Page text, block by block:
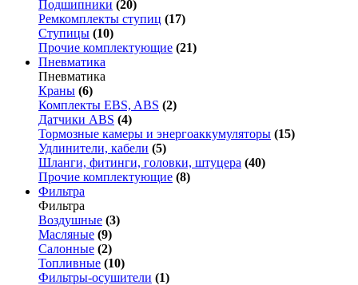
Подшипники (20)
Ремкомплекты ступиц (17)
Ступицы (10)
Прочие комплектующие (21)
Пневматика
Пневматика
Краны (6)
Комплекты EBS, ABS (2)
Датчики ABS (4)
Тормозные камеры и энергоаккумуляторы (15)
Удлинители, кабели (5)
Шланги, фитинги, головки, штуцера (40)
Прочие комплектующие (8)
Фильтра
Фильтра
Воздушные (3)
Масляные (9)
Салонные (2)
Топливные (10)
Фильтры-осушители (1)